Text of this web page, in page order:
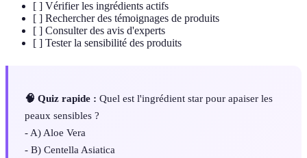
[ ] Vérifier les ingrédients actifs
[ ] Rechercher des témoignages de produits
[ ] Consulter des avis d'experts
[ ] Tester la sensibilité des produits
🧠 Quiz rapide : Quel est l'ingrédient star pour apaiser les
peaux sensibles ?
- A) Aloe Vera
- B) Centella Asiatica